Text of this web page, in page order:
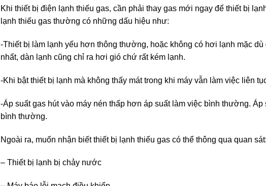
Khi thiết bị điện lạnh thiếu gas, cần phải thay gas mới ngay để thiết bị
lạnh thiếu gas thường có những dấu hiệu như:
-Thiết bị làm lạnh yếu hơn thông thường, hoặc không có hơi lạnh mặc
nhất, dàn lạnh cũng chỉ ra hơi gió chứ rất kém lạnh.
-Khi bật thiết bị lạnh mà không thấy mát trong khi máy vẫn làm việc liên
-Áp suất gas hút vào máy nén thấp hơn áp suất làm việc bình thường.
bình thường.
Ngoài ra, muốn nhận biết thiết bị lạnh thiếu gas có thể thông qua quan sát:
– Thiết bị lạnh bị chảy nước